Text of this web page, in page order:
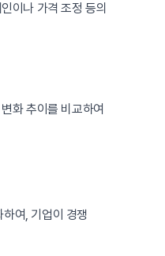
이나 가격 조정 등의
화 추이를 비교하여
여, 기업이 경쟁